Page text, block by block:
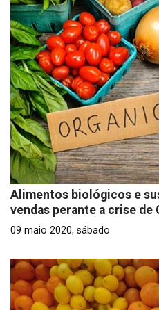
Alimentos biológicos e
vendas perante a crise de
09 maio 2020, sábado